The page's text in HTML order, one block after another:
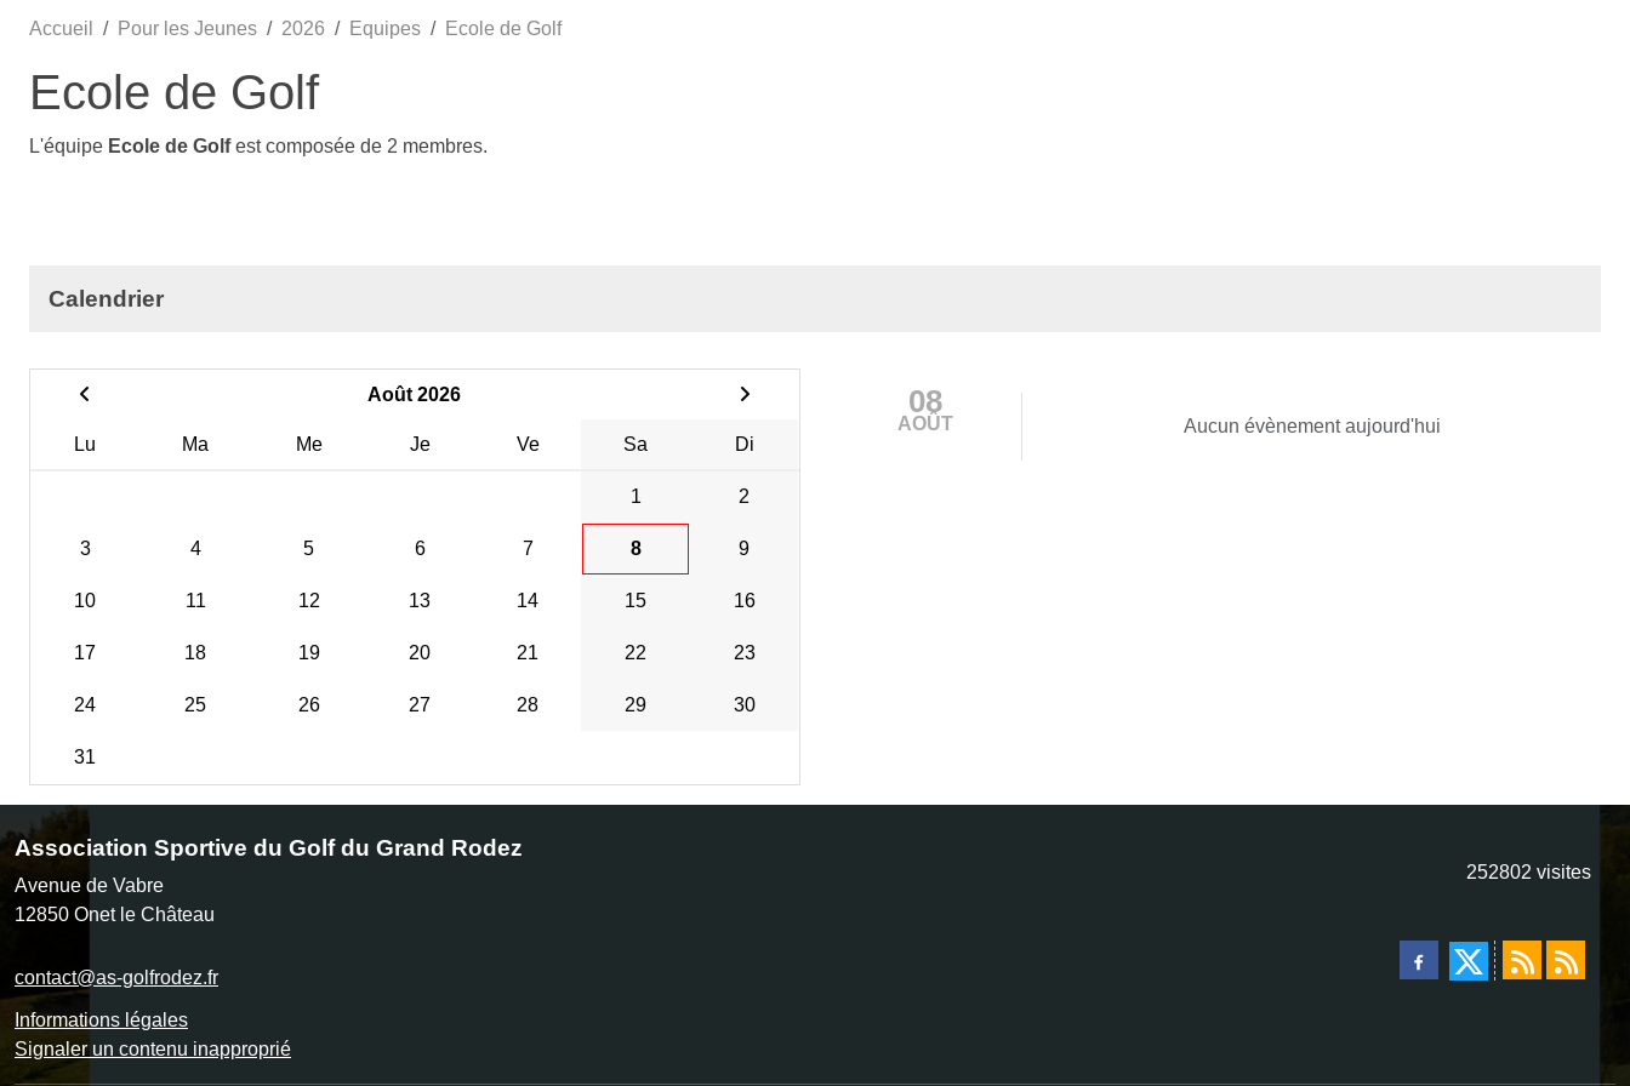
Accueil Pour les Jeunes 2026 Equipes Ecole de Golf
Ecole de Golf
L'équipe Ecole de Golfest composée de 2 membres.
Calendrier
Août 2026
Lu Ma Me Je Ve Sa Di
1 2
3 4 5 6 7 8 9
10 11 12 13 14 15 16
17 18 19 20 21 22 23
24 25 26 27 28 29 30
31
08
AOÛT Aucun évènement aujourd'hui
Association Sportive du Golf du Grand Rodez
Avenue de Vabre
12850 Onet le Château
contact@as-golfrodez.fr
Informations légales
Signaler un contenu inapproprié
252802 visites